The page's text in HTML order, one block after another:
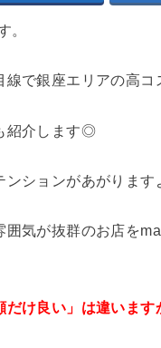
。
で銀座エリアの高コ
紹介します◎
ンションがあがります
囲気が抜群のお店を
だけ良い」は違います